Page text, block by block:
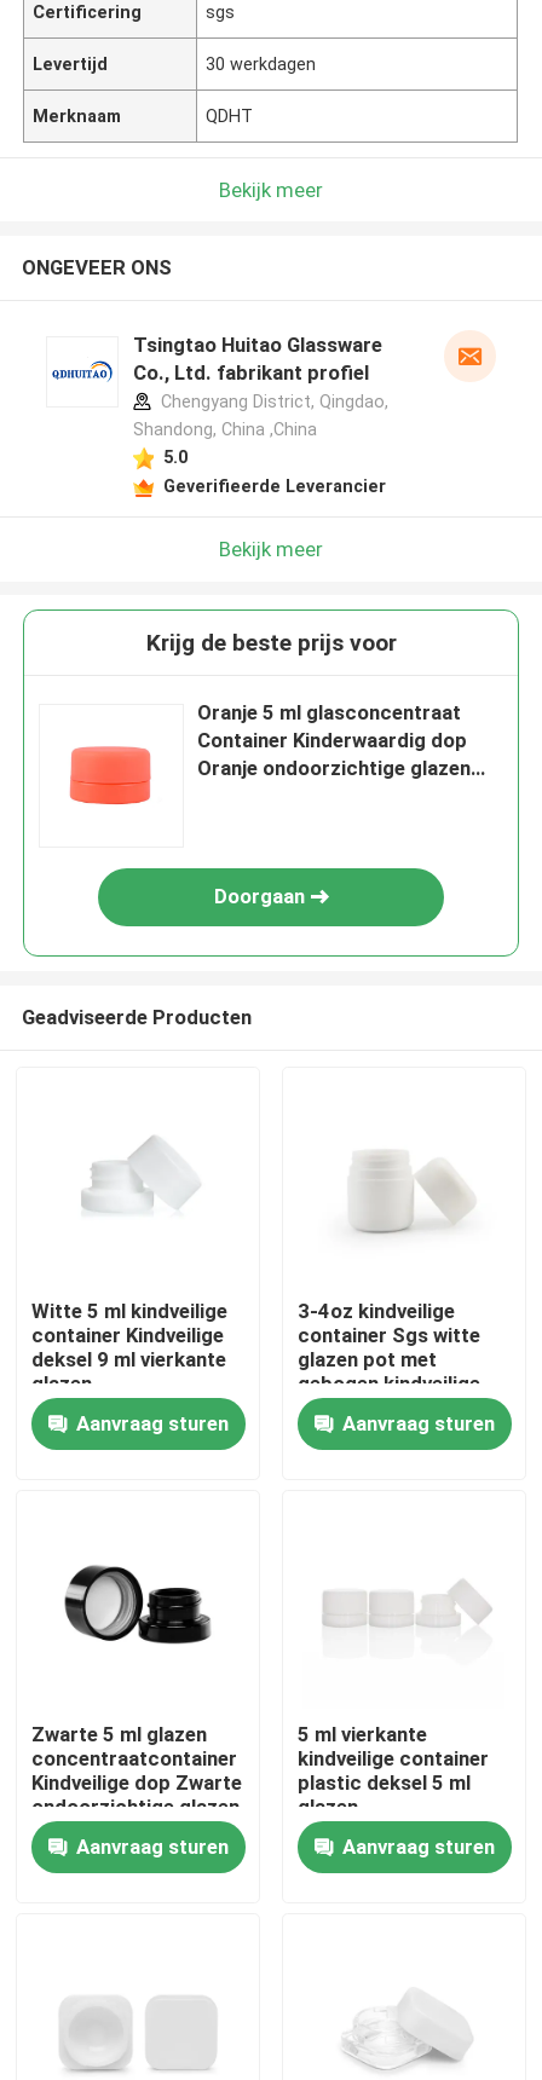
Huis
Producten
Ongeveer ons
Kwaliteitscontrole
Contacteer ons
Verzoek om een Citaat
De Kruiken van het glasconcentraat
Certificering sgs
Levertijd 30 werkdagen
Merknaam QDHT
Bekijk meer
ONGEVEER ONS
Tsingtao Huitao Glassware
Co., Ltd. fabrikant profiel
Chengyang District, Qingdao,
Shandong, China ,China
5.0
Geverifieerde Leverancier
Bekijk meer
Krijg de beste prijs voor
Oranje 5 ml glasconcentraat
Container Kinderwaardig dop
Oranje ondoorzichtige glazen
Doorgaan
Geadviseerde Producten
Witte 5 ml kindveilige
container Kindveilige
deksel 9 ml vierkante
glazen
concentraatpot
Aanvraag sturen
3-4oz kindveilige
container Sgs witte
glazen pot met
gebogen kindveilige
deksel
Aanvraag sturen
Zwarte 5 ml glazen
concentraatcontainer
Kindveilige dop Zwarte
ondoorzichtige glazen
pot
Aanvraag sturen
5 ml vierkante
kindveilige container
plastic deksel 5 ml
glazen
concentraatpot
Aanvraag sturen